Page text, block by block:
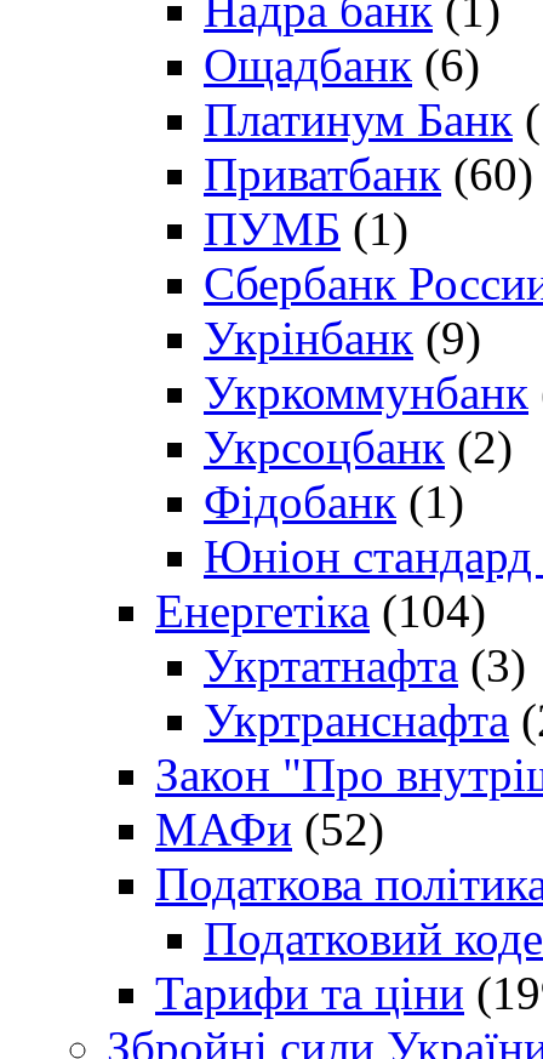
Ощадбанк (6)
Платинум Банк
Приватбанк (60)
ПУМБ (1)
Сбербанк
Укрінбанк (9)
Укркоммунбанк
Укрсоцбанк (2)
Фідобанк (1)
Юніон стандард
Енергетіка (104)
Укртатнафта (3)
Укртранснафта
Закон "Про
МАФи (52)
Податкова
Податковий
Тарифи та ціни
Збройні сили